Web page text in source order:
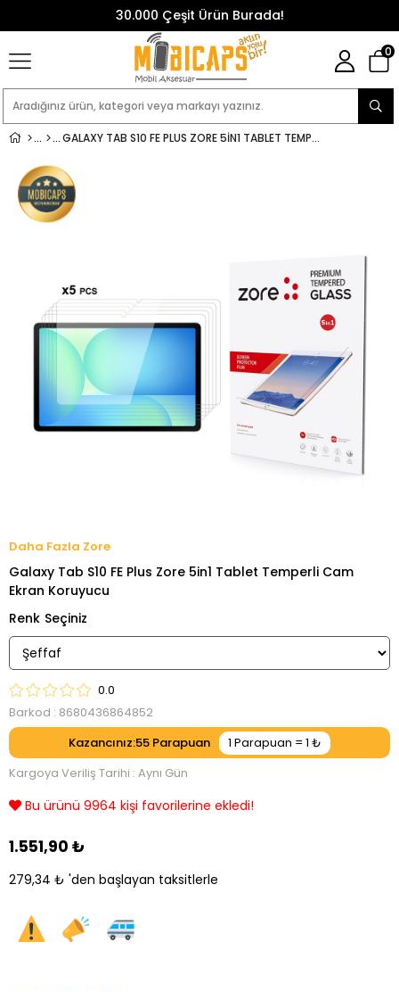
30.000 Çeşit Ürün Burada!
0
GALAXY TAB S10 FE PLUS ZORE 5IN1 TABLET TEMPERLI CAM EKRAN KORUYUCU
Zore
Galaxy Tab S10 FE Plus Zore 5in1 Tablet Temperli Cam
Ekran Koruyucu
Renk
0.0
Barkod : 8680436864852
Kazancınız:55
Kargoya Veriliş Tarihi : Aynı Gün
Bu ürünü 9964 kişi favorilerine ekledi!
1.551,90 ₺
279,34 ₺ 'den başlayan taksitlerle